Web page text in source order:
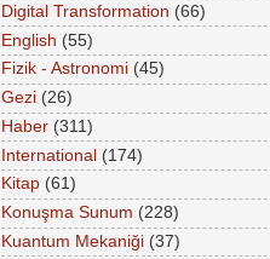
Digital Transformation (66)
English (55)
Fizik - Astronomi (45)
Gezi (26)
Haber (311)
International (174)
Kitap (61)
Konuşma Sunum (228)
Kuantum Mekaniği (37)